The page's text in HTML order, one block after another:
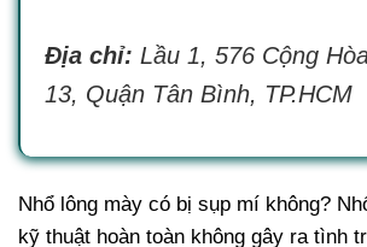
Địa chỉ: Lầu 1, 576 Cộng
13, Quận Tân Bình, TP.HCM
Nhổ lông mày có bị sụp mí không?
kỹ thuật hoàn toàn không gây ra tình